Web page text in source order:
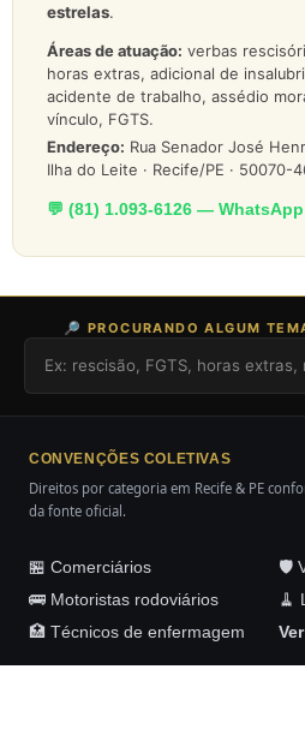
estrelas.
Áreas de atuação: verbas
horas extras, adicional de
acidente de trabalho, assédio
vínculo, FGTS.
Endereço: Rua Senador José
Ilha do Leite · Recife/PE · 50070-
💬 (81) 1.093-6126 —
🔎 PROCURANDO ALGUM
CONVENÇÕES COLETIVAS
Direitos por categoria em Recife & PE
da fonte oficial.
🏪 Comerciários
🛡️
🚌 Motoristas rodoviários
🧹
🏥 Técnicos de enfermagem